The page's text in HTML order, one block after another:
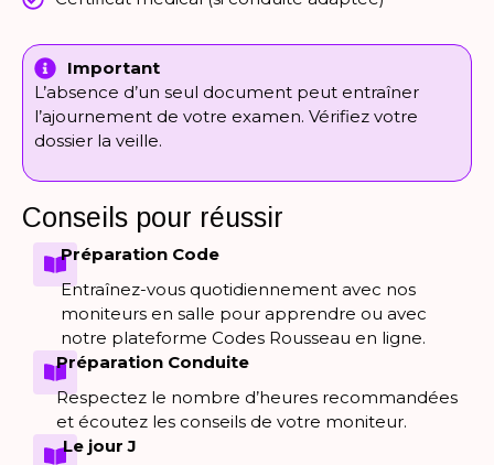
Important
L’absence d’un seul document peut entraîner
l’ajournement de votre examen. Vérifiez votre
dossier la veille.
Conseils pour réussir
Préparation Code
Entraînez-vous quotidiennement avec nos
moniteurs en salle pour apprendre ou avec
notre plateforme Codes Rousseau en ligne.
Préparation Conduite
Respectez le nombre d’heures recommandées
et écoutez les conseils de votre moniteur.
Le jour J